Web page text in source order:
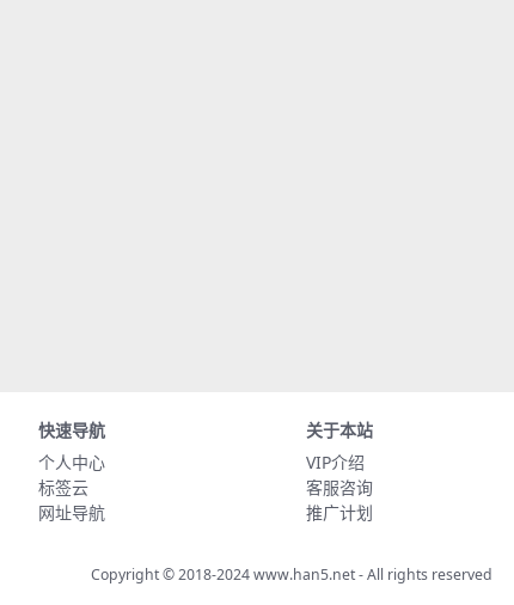
快速导航
个人中心
标签云
网址导航
关于本站
VIP介绍
客服咨询
推广计划
Copyright © 2018-2024www.han5.net- All rights reserved